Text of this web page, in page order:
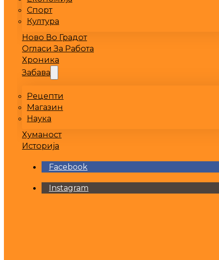
Спорт
Култура
Ново Во Градот
Огласи За Работа
Хроника
Забава
Рецепти
Магазин
Наука
Хуманост
Историја
Facebook
Instagram